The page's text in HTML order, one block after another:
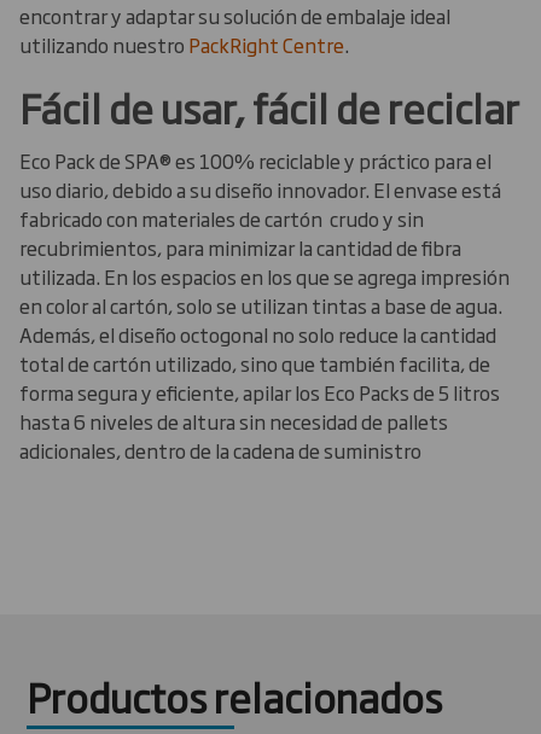
encontrar y adaptar su solución de embalaje ideal
utilizando nuestro PackRight Centre.
Fácil de usar, fácil de reciclar
Eco Pack de SPA® es 100% reciclable y práctico para el
uso diario, debido a su diseño innovador. El envase está
fabricado con materiales de cartón crudo y sin
recubrimientos, para minimizar la cantidad de fibra
utilizada. En los espacios en los que se agrega impresión
en color al cartón, solo se utilizan tintas a base de agua.
Además, el diseño octogonal no solo reduce la cantidad
total de cartón utilizado, sino que también facilita, de
forma segura y eficiente, apilar los Eco Packs de 5 litros
hasta 6 niveles de altura sin necesidad de pallets
adicionales, dentro de la cadena de suministro
Productos relacionados